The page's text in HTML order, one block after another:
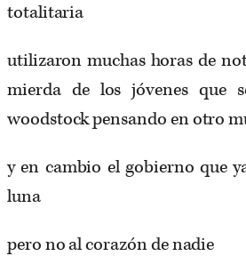
totalitaria
utilizaron muchas horas de
mierda de los jóvenes que
woodstock pensando en otro
y en cambio el gobierno que
luna
pero no al corazón de nadie